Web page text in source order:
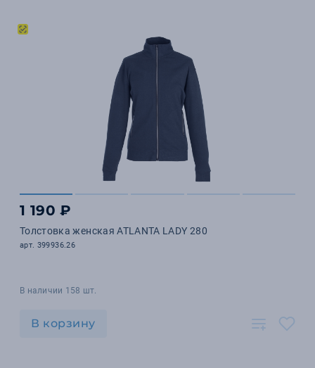
1 190 ₽
Толстовка женская ATLANTA LADY 280
арт. 399936.26
В наличии 158 шт.
В корзину